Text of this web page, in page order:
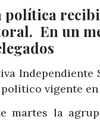
política
En un
vigente en
martes la